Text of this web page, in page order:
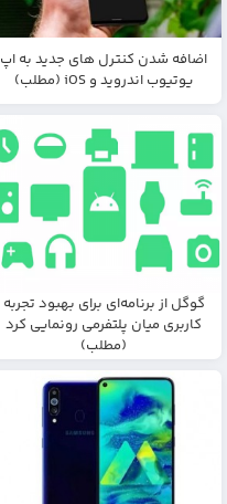
اضافه شدن کنترل های جدید به اپ
یوتیوب اندروید و iOS (مطلب)
گوگل از برنامه‌ای برای بهبود تجربه
کاربری میان پلتفرمی رونمایی کرد
(مطلب)